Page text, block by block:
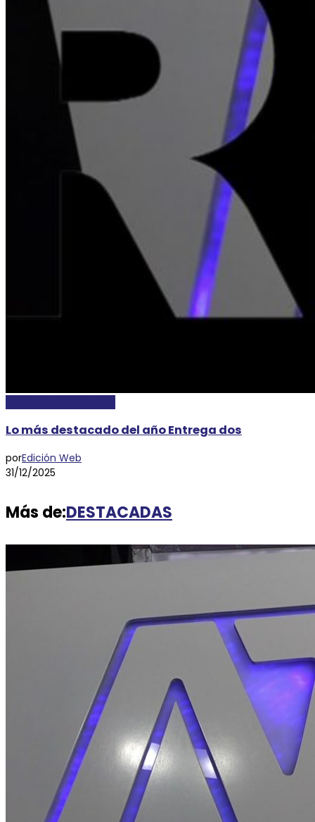
Lo más destacado del año Entrega dos
porEdición Web
31/12/2025
Más de:DESTACADAS